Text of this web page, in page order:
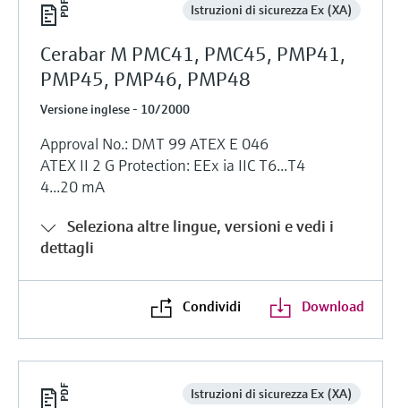
Istruzioni di sicurezza Ex (XA)
Cerabar M PMC41, PMC45, PMP41,
PMP45, PMP46, PMP48
Versione inglese - 10/2000
Approval No.: DMT 99 ATEX E 046
ATEX II 2 G Protection: EEx ia IIC T6...T4
4...20 mA
Seleziona altre lingue, versioni e vedi i
dettagli
Condividi Download
Istruzioni di sicurezza Ex (XA)